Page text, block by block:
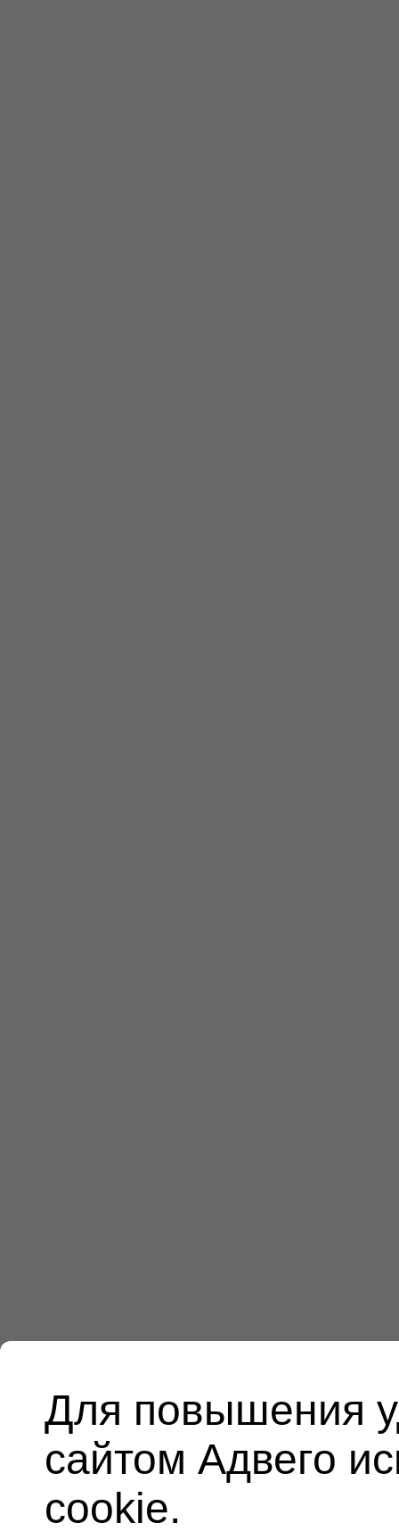
Для повышения
сайтом Адвего
cookie.